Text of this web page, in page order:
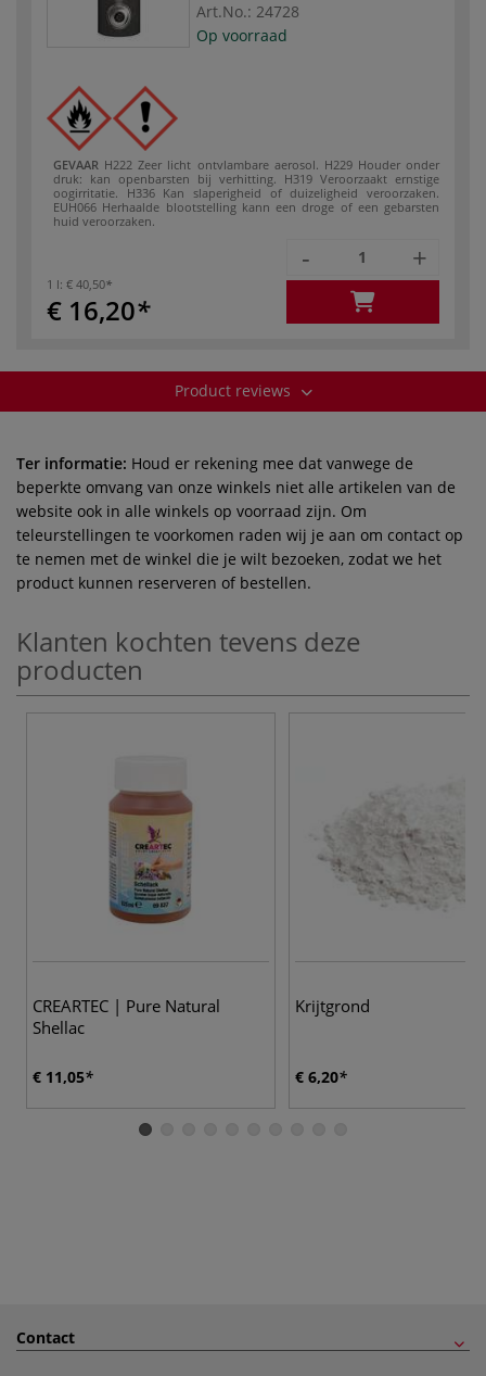
Art.No.: 24728
Op voorraad
GEVAAR H222 Zeer licht ontvlambare aerosol. H229 Houder onder
druk: kan openbarsten bij verhitting. H319 Veroorzaakt ernstige
oogirritatie.
H336 Kan slaperigheid of duizeligheid veroorzaken.
EUH066 Herhaalde blootstelling kann een droge of een gebarsten
huid veroorzaken.
1 l: € 40,50
€ 16,20
- +
Product reviews
Ter informatie: Houd er rekening mee dat vanwege de
beperkte omvang van onze winkels niet alle artikelen van de
website ook in alle winkels op voorraad zijn. Om
teleurstellingen te voorkomen raden wij je aan om contact op
te nemen met de winkel die je wilt bezoeken, zodat we het
product kunnen reserveren of bestellen.
Klanten kochten tevens deze
producten
CREARTEC | Pure Natural
Shellac
€ 11,05
Krijtgrond
€ 6,20
Contact